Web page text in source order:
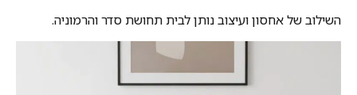
השילוב של אחסון ועיצוב נותן לבית תחושת סדר והרמוניה.